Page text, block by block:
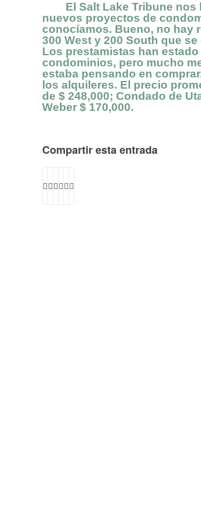
El Salt Lake Tribune nos
nuevos proyectos de
conocíamos. Bueno, no hay
300 West y 200 South que
Los prestamistas han
condominios, pero mucho
estaba pensando en
los alquileres. El precio
de $ 248,000; Condado de
Weber $ 170,000.
Compartir esta entrada